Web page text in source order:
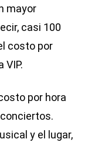
mayor
casi 100
costo por
VIP.
por hora
y el lugar,